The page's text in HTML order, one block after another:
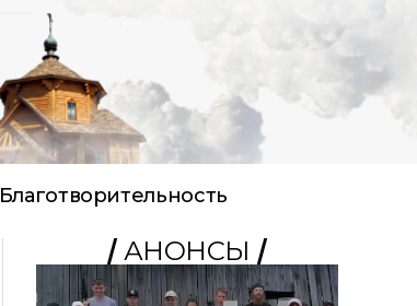
Благотворительность
АНОНСЫ